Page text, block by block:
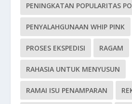
PENINGKATAN POPULARITAS
PENYALAHGUNAAN WHIP PINK
PROSES EKSPEDISI RAGAM
RAHASIA UNTUK MENYUSUN
RAMAI ISU PENAMPARAN